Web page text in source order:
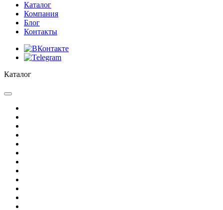
Каталог
Компания
Блог
Контакты
Каталог